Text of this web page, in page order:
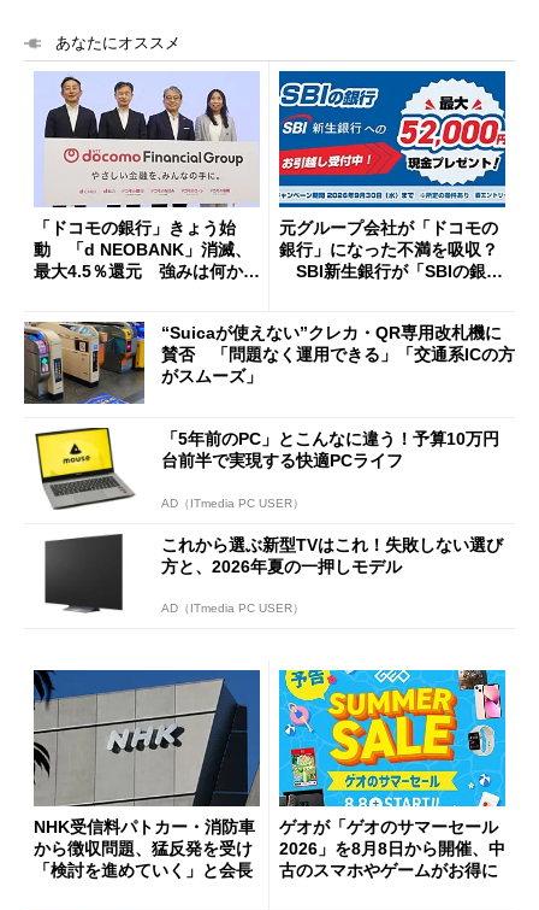
あなたにオススメ
「ドコモの銀行」きょう始
動 「d NEOBANK」消滅、
最大4.5％還元 強みは何か解
元グループ会社が「ドコモの
銀行」になった不満を吸収？
SBI新生銀行が「SBIの銀
開催
“Suicaが使えない”クレカ・QR専用改札機に
賛否 「問題なく運用できる」「交通系ICの方
がスムーズ」
「5年前のPC」とこんなに違う！予算10万円
台前半で実現する快適PCライフ
AD（ITmedia PC USER）
これから選ぶ新型TVはこれ！失敗しない選び
方と、2026年夏の一押しモデル
AD（ITmedia PC USER）
NHK受信料パトカー・消防車
から徴収問題、猛反発を受け
「検討を進めていく」と会長
ゲオが「ゲオのサマーセール
2026」を8月8日から開催、中
古のスマホやゲームがお得に